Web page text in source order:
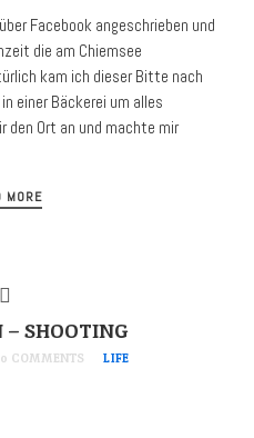
Facebook angeschrieben und
die am Chiemsee
kam ich dieser Bitte nach
einer Bäckerei um alles
den Ort an und machte mir
MORE
– SHOOTING
0 COMMENTS LIFE